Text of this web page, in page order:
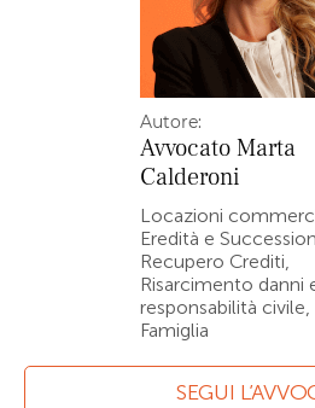
Autore:
AvvocatoMarta
Calderoni
Locazioni
Eredità e
Recupero Crediti,
Risarcimento danni
responsabilità
Famiglia
SEGUI